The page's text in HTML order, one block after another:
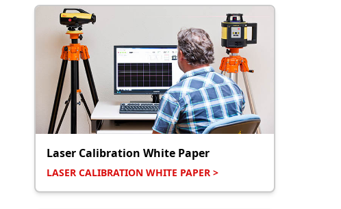
Laser Calibration White Paper
LASER CALIBRATION WHITE PAPER >